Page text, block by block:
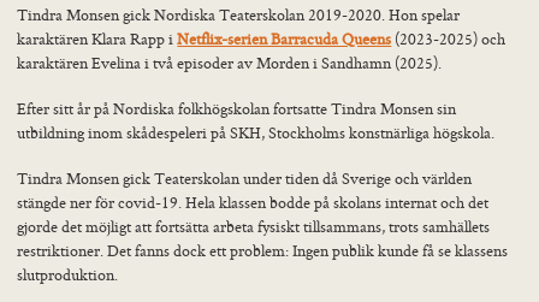
Deltagare
Galleri
Nyheter
Ansökan
Hem – Nordiska folkhögskolan
Kurser
Tindra Monsen gick Nordiska Teaterskolan 2019-2020. Hon spelar
karaktären Klara Rapp iNetflix-serien Barracuda Queens (2023-2025) och
karaktären Evelina i två episoder av Morden i Sandhamn (2025).
Efter sitt år på Nordiska folkhögskolan fortsatte Tindra Monsen sin
utbildning inom skådespeleri på SKH, Stockholms konstnärliga högskola.
Tindra Monsen gick Teaterskolan under tiden då Sverige och världen
stängde ner för covid-19. Hela klassen bodde på skolans internat och det
gjorde det möjligt att fortsätta arbeta fysiskt tillsammans, trots samhällets
restriktioner. Det fanns dock ett problem: Ingen publik kunde få se klassens
slutproduktion.